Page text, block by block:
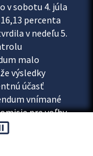
v sobotu 4. júla
percenta
v nedeľu 5.
malo
výsledky
účasť
vnímané
pre voľby